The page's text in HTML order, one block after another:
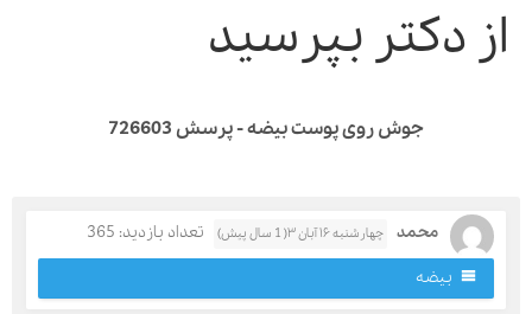
دکتر بپرسید
جوش روی پوست بیضه - پرسش 726603
محمد چهارشنبه ۱۶ آبان ۳( 1 سال پیش)
تعداد بازدید: 365
بیضه